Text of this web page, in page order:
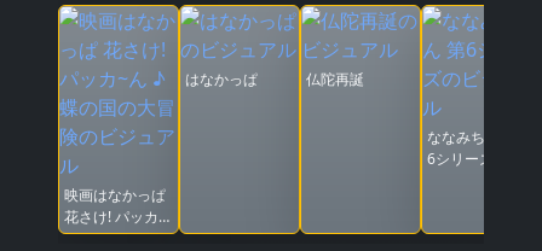
映画はなかっぱ
花さけ! パッカ~
ん ♪蝶の国の大
はなかっぱ 仏陀再誕
ななみちゃん 第
6シリーズ